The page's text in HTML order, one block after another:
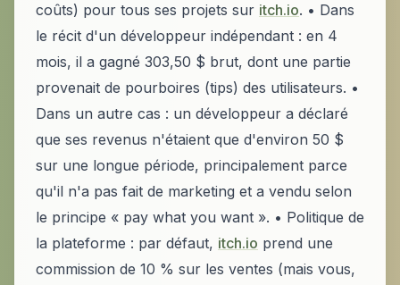
coûts) pour tous ses projets sur itch.io. • Dans
le récit d'un développeur indépendant : en 4
mois, il a gagné 303,50 $ brut, dont une partie
provenait de pourboires (tips) des utilisateurs. •
Dans un autre cas : un développeur a déclaré
que ses revenus n'étaient que d'environ 50 $
sur une longue période, principalement parce
qu'il n'a pas fait de marketing et a vendu selon
le principe « pay what you want ». • Politique de
la plateforme : par défaut, itch.io prend une
commission de 10 % sur les ventes (mais vous,